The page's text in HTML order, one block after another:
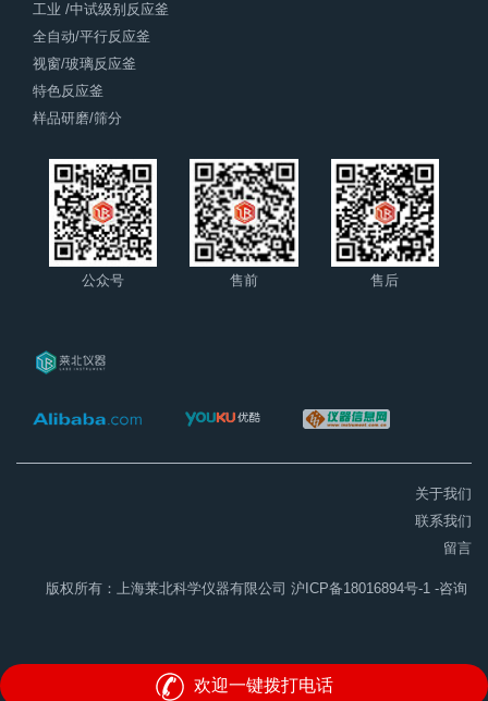
工业 /中试级别反应釜
全自动/平行反应釜
视窗/玻璃反应釜
特色反应釜
样品研磨/筛分
公众号 售前 售后
关于我们
联系我们
留言
版权所有：上海莱北科学仪器有限公司 沪ICP备18016894号-1 -咨询
欢迎一键拨打电话